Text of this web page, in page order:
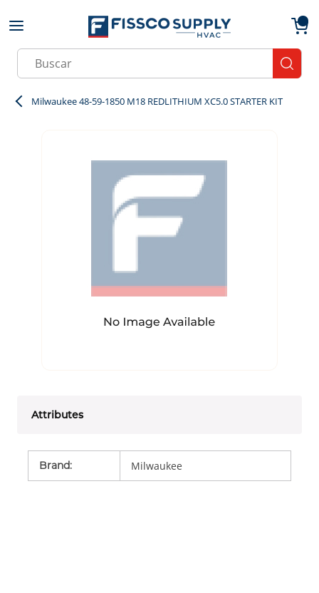
Skip to main content
Site Search
Milwaukee 48-59-1850 M18 REDLITHIUM XC5.0 STARTER KIT
Attributes
Brand: Milwaukee